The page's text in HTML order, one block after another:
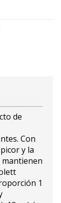
de
Con
y la
1